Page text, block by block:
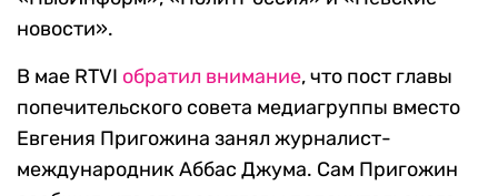
новости».
В мае RTVI обратил внимание, что пост главы
попечительского совета медиагруппы вместо
Евгения Пригожина занял журналист-
международник Аббас Джума. Сам Пригожин